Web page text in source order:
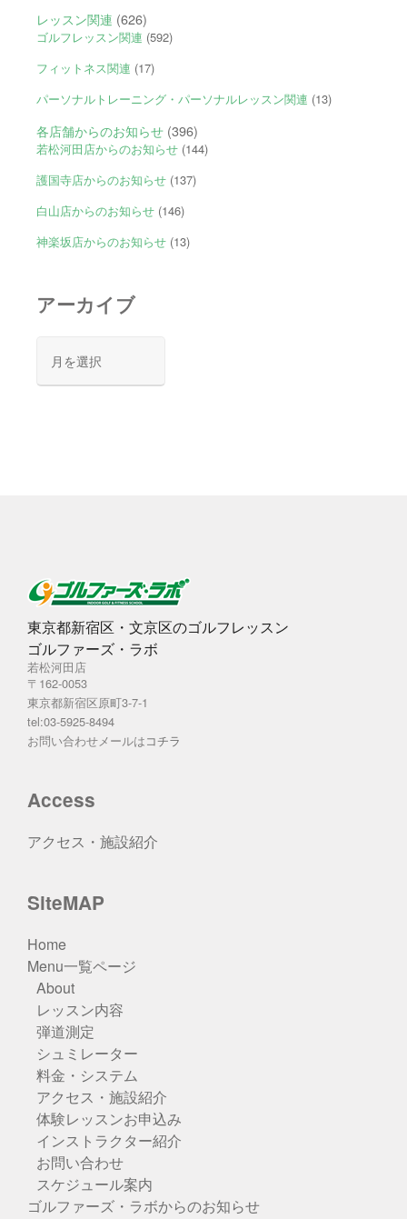
レッスン関連 (626)
ゴルフレッスン関連 (592)
フィットネス関連 (17)
パーソナルトレーニング・パーソナルレッスン関連 (13)
各店舗からのお知らせ(396)
若松河田店からのお知らせ(144)
護国寺店からのお知らせ(137)
白山店からのお知らせ(146)
神楽坂店からのお知らせ(13)
アーカイブ
カ
東京都新宿区・文京区のゴルフレッスン
ゴルファーズ・ラボ
若松河田店
〒162-0053
東京都新宿区原町3-7-1
tel:03-5925-8494
お問い合わせメールはコチラ
Access
アクセス・施設紹介
SiteMAP
Home
Menu一覧ページ
About
レッスン内容
弾道測定
シュミレーター
料金・システム
アクセス・施設紹介
体験レッスンお申込み
インストラクター紹介
お問い合わせ
スケジュール案内
ゴルファーズ・ラボからのお知らせ